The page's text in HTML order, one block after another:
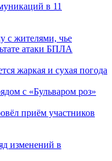
в 11
с жителями, чье
атаки БПЛА
жаркая и сухая погода
с «Бульваром роз»
приём участников
изменений в